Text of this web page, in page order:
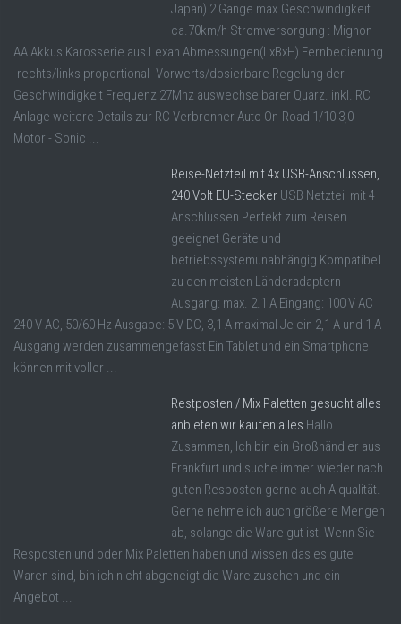
Japan) 2 Gänge max.Geschwindigkeit
ca.70km/h Stromversorgung : Mignon
AA Akkus Karosserie aus Lexan Abmessungen(LxBxH) Fernbedienung
-rechts/links proportional -Vorwerts/dosierbare Regelung der
Geschwindigkeit Frequenz 27Mhz auswechselbarer Quarz. inkl. RC
Anlage weitere Details zur RC Verbrenner Auto On-Road 1/10 3,0
Motor - Sonic ...
Reise-Netzteil mit 4x USB-Anschlüssen,
240 Volt EU-Stecker USB Netzteil mit 4
Anschlüssen Perfekt zum Reisen
geeignet Geräte und
betriebssystemunabhängig Kompatibel
zu den meisten Länderadaptern
Ausgang: max. 2.1 A Eingang: 100 V AC
240 V AC, 50/60 Hz Ausgabe: 5 V DC, 3,1 A maximal Je ein 2,1 A und 1 A
Ausgang werden zusammengefasst Ein Tablet und ein Smartphone
können mit voller ...
Restposten / Mix Paletten gesucht alles
anbieten wir kaufen alles Hallo
Zusammen, Ich bin ein Großhändler aus
Frankfurt und suche immer wieder nach
guten Resposten gerne auch A qualität.
Gerne nehme ich auch größere Mengen
ab, solange die Ware gut ist! Wenn Sie
Resposten und oder Mix Paletten haben und wissen das es gute
Waren sind, bin ich nicht abgeneigt die Ware zusehen und ein
Angebot ...